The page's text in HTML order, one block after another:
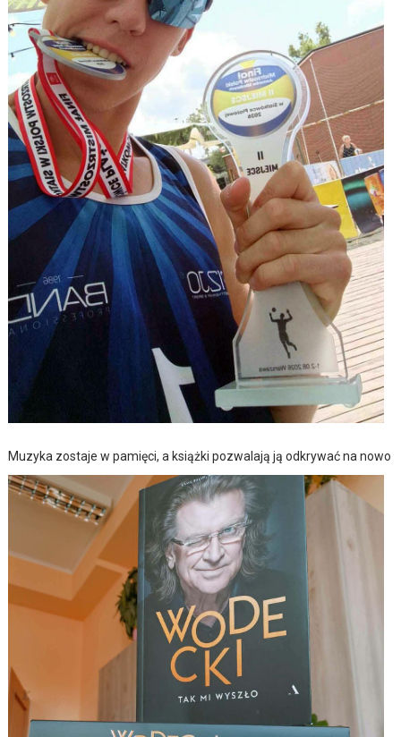
Muzyka zostaje w pamięci, a książki pozwalają ją odkrywać na nowo